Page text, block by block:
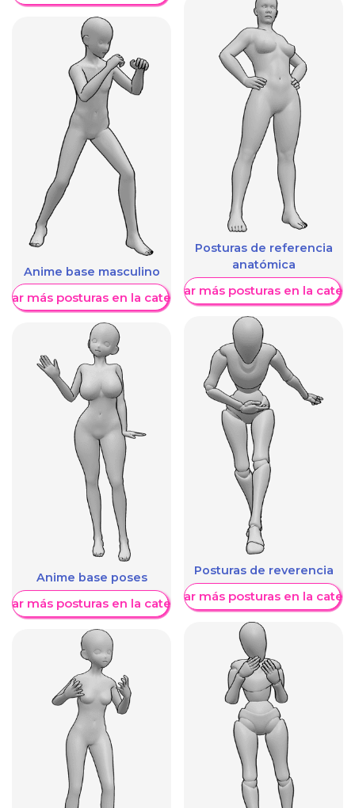
Anime base masculino
más posturas en la categoría
Anime base poses
más posturas en la categoría
Posturas de referencia
anatómica
Mostrar más posturas en la
Posturas de reverencia
Mostrar más posturas en la